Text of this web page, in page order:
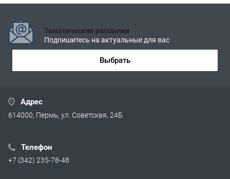
Тематические рассылки
Подпишитесь на актуальные для вас
Выбрать
Адрес
614000, Пермь, ул. Советская, 24Б
Телефон
+7 (342) 235-78-48